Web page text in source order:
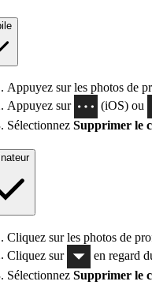
Appuyez sur les photos de
Appuyez sur
(iOS) ou
Sélectionnez Supprimer le
Cliquez sur les photos de
Cliquez sur
en regard
Sélectionnez Supprimer le